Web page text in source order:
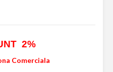
2%
Comerciala